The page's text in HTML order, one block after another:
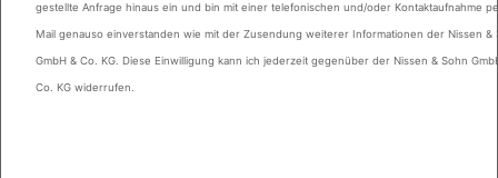
gestellte Anfrage hinaus ein und bin mit einer telefonischen und/oder Kontaktaufnahme
Mail genauso einverstanden wie mit der Zusendung weiterer Informationen der Nissen &
GmbH & Co. KG. Diese Einwilligung kann ich jederzeit gegenüber der Nissen & Sohn
Co. KG widerrufen.